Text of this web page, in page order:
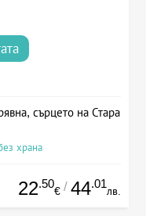
сърцето на Стара
храна
22.50
€ / 44.01
лв.